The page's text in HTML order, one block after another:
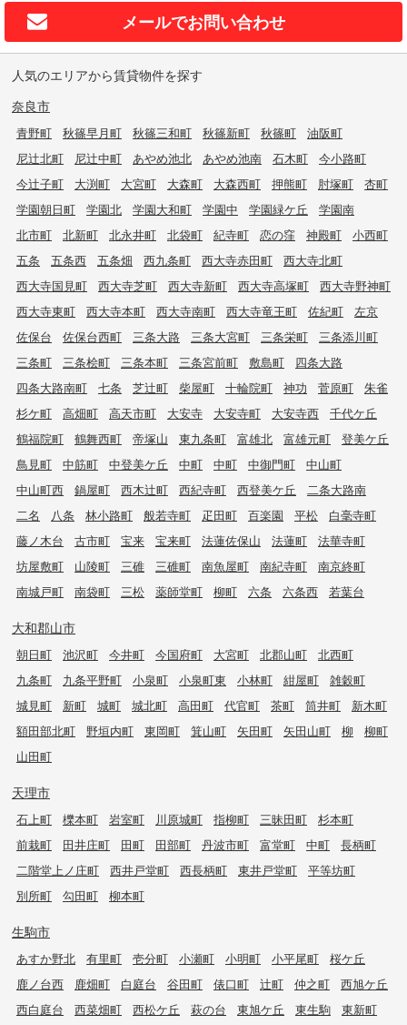
メールでお問い合わせ
人気のエリアから賃貸物件を探す
奈良市
青野町 秋篠早月町 秋篠三和町 秋篠新町 秋篠町
油阪町
尼辻北町
尼辻中町 あやめ池北 あやめ池南 石木町
今小路町
今辻子町
大渕町 大宮町 大森町 大森西町 押熊町 肘塚町
杏町
学園朝日町
学園北 学園大和町 学園中 学園緑ケ丘
学園南
北市町
北新町 北永井町 北袋町 紀寺町 恋の窪 神殿町
小西町
五条
五条西 五条畑 西九条町 西大寺赤田町
西大寺北町
西大寺国見町
西大寺芝町 西大寺新町 西大寺高塚町
西大寺野神町
西大寺東町
西大寺本町 西大寺南町 西大寺竜王町 佐紀町
左京
佐保台
佐保台西町 三条大路 三条大宮町 三条栄町
三条添川町
三条町
三条桧町 三条本町 三条宮前町 敷島町
四条大路
四条大路南町
七条 芝辻町 柴屋町 十輪院町 神功 菅原町
朱雀
杉ケ町
高畑町 高天市町 大安寺 大安寺町 大安寺西
千代ケ丘
鶴福院町
鶴舞西町 帝塚山 東九条町 富雄北 富雄元町
登美ケ丘
鳥見町
中筋町 中登美ケ丘 中町 中町 中御門町
中山町
中山町西
鍋屋町 西木辻町 西紀寺町 西登美ケ丘
二条大路南
二名
八条 林小路町 般若寺町 疋田町 百楽園 平松
白毫寺町
藤ノ木台
古市町 宝来 宝来町 法蓮佐保山 法蓮町
法華寺町
坊屋敷町
山陵町 三碓 三碓町 南魚屋町 南紀寺町
南京終町
南城戸町
南袋町 三松 薬師堂町 柳町 六条 六条西 若葉台
大和郡山市
朝日町 池沢町 今井町 今国府町 大宮町 北郡山町
北西町
九条町
九条平野町 小泉町 小泉町東 小林町 紺屋町
雑穀町
城見町
新町 城町 城北町 高田町 代官町 茶町 筒井町
新木町
額田部北町
野垣内町 東岡町 箕山町 矢田町 矢田山町 柳
柳町
山田町
天理市
石上町 櫟本町 岩室町 川原城町 指柳町 三昧田町
杉本町
前栽町
田井庄町 田町 田部町 丹波市町 富堂町 中町
長柄町
二階堂上ノ庄町
西井戸堂町 西長柄町 東井戸堂町
平等坊町
別所町
勾田町 柳本町
生駒市
あすか野北 有里町 壱分町 小瀬町 小明町 小平尾町
桜ケ丘
鹿ノ台西
鹿畑町 白庭台 谷田町 俵口町 辻町 仲之町
西旭ケ丘
西白庭台
西菜畑町 西松ケ丘 萩の台 東旭ケ丘 東生駒
東新町